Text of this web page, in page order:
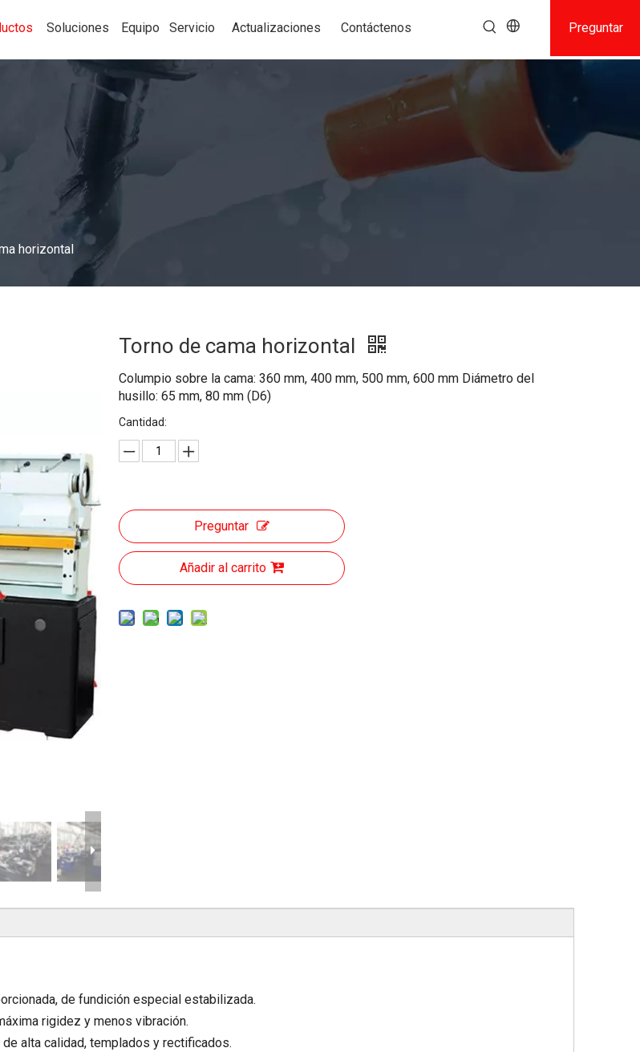
Soluciones Equipo Servicio Actualizaciones Contáctenos Preguntar
horizontal
Torno de cama horizontal
Columpio sobre la cama: 360 mm, 400 mm, 500 mm, 600 mm Diámetro del
husillo: 65 mm, 80 mm (D6)
Cantidad:
Preguntar
Añadir al carrito
de fundición especial estabilizada.
rigidez y menos vibración.
alta calidad, templados y rectificados.